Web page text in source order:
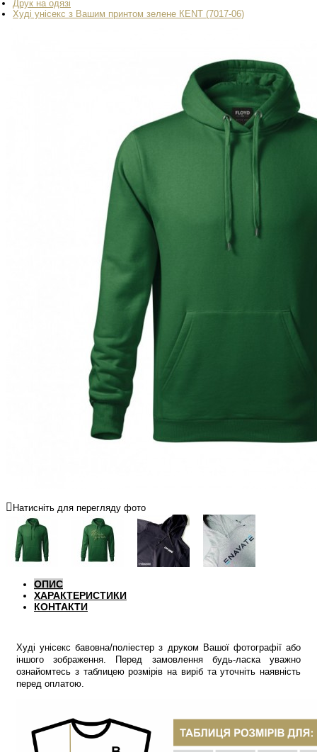
Друк на одязі
Худі унісекс з Вашим принтом зелене КENT (7017-06)
Натисніть для перегляду фото
ОПИС
ХАРАКТЕРИСТИКИ
КОНТАКТИ
Худі унісекс бавовна/поліестер з друком Вашої фотографії або
іншого зображення. Перед замовлення будь-ласка уважно
ознайомтесь з таблицею розмірів на виріб та уточніть наявність
перед оплатою.